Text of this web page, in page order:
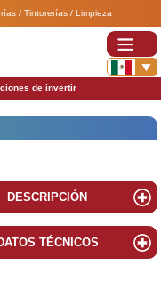
/ Tintorerías / Limpieza
de invertir
DESCRIPCIÓN
TÉCNICOS